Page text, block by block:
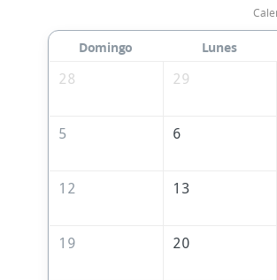
Domingo Lunes
28
29
5 6
12 13
19 20